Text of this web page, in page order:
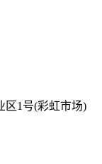
区1号(彩虹市场)